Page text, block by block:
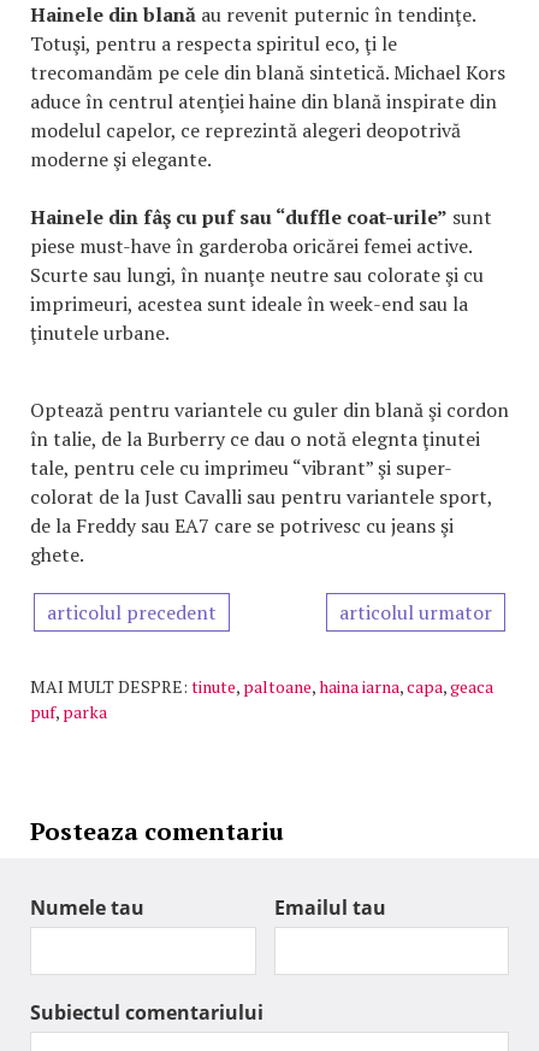
Hainele din blană au revenit puternic în tendinţe.
Totuşi, pentru a respecta spiritul eco, ţi le
trecomandăm pe cele din blană sintetică. Michael Kors
aduce în centrul atenţiei haine din blană inspirate din
modelul capelor, ce reprezintă alegeri deopotrivă
moderne şi elegante.
Hainele din fâş cu puf sau “duffle coat-urile” sunt
piese must-have în garderoba oricărei femei active.
Scurte sau lungi, în nuanţe neutre sau colorate şi cu
imprimeuri, acestea sunt ideale în week-end sau la
ţinutele urbane.
Optează pentru variantele cu guler din blană şi cordon
în talie, de la Burberry ce dau o notă elegnta ţinutei
tale, pentru cele cu imprimeu “vibrant” şi super-
colorat de la Just Cavalli sau pentru variantele sport,
de la Freddy sau EA7 care se potrivesc cu jeans şi
ghete.
articolul precedent articolul urmator
MAI MULT DESPRE: tinute, paltoane,haina iarna,capa,geaca
puf, parka
Posteaza comentariu
Numele tau Emailul tau
Subiectul comentariului